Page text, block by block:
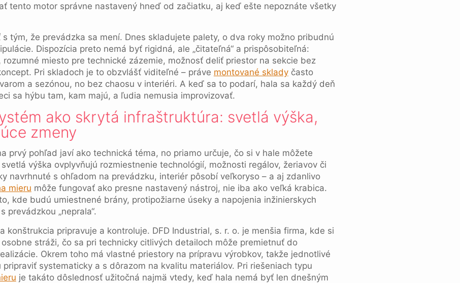
tento motor správne nastavený hneď od začiatku, aj keď ešte nepoznáte všetky
tým, že prevádzka sa mení. Dnes skladujete palety, o dva roky možno pribudnú
Dispozícia preto nemá byť rigidná, ale „čitateľná“ a prispôsobiteľná:
miesto pre technické zázemie, možnosť deliť priestor na sekcie bez
Pri skladoch je to obzvlášť viditeľné – práve montované skladyčasto
a sezónou, no bez chaosu v interiéri. A keď sa to podarí, hala sa každý deň
sa hýbu tam, kam majú, a ľudia nemusia improvizovať.
ako skrytá infraštruktúra: svetlá výška,
zmeny
prvý pohľad javí ako technická téma, no priamo určuje, čo si v hale môžete
výška ovplyvňujú rozmiestnenie technológií, možnosti regálov, žeriavov či
navrhnuté s ohľadom na prevádzku, interiér pôsobí veľkoryso – a aj zdanlivo
mieru môže fungovať ako presne nastavený nástroj, nie iba ako veľká krabica.
kde budú umiestnené brány, protipožiarne úseky a napojenia inžinierskych
prevádzkou „neprala“.
konštrukcia pripravuje a kontroluje. DFD Industrial, s. r. o. je menšia firma, kde si
stráži, čo sa pri technicky citlivých detailoch môže premietnuť do
Okrem toho má vlastné priestory na prípravu výrobkov, takže jednotlivé
systematicky a s dôrazom na kvalitu materiálov. Pri riešeniach typu
je takáto dôslednosť užitočná najmä vtedy, keď hala nemá byť len dnešným